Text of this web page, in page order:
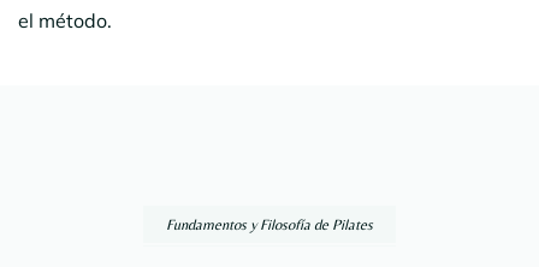
el método.
Fundamentos y Filosofía de Pilates